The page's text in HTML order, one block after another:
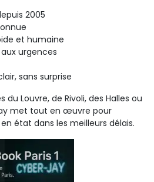
2005
et humaine
urgences
sans surprise
du Louvre, de Rivoli, des Halles ou
met tout en œuvre pour
état dans les meilleurs délais.